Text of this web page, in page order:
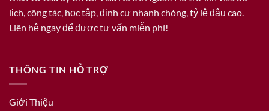
lịch, công tác, học tập, định cư nhanh chóng, tỷ lệ đậu cao.
Liên hệ ngay để được tư vấn miễn phí!
THÔNG TIN HỖ TRỢ
Giới Thiệu